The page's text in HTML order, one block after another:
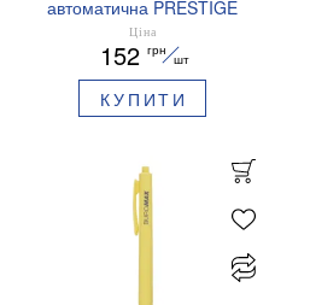
автоматична PRESTIGE
SILVER 0,5 мм сині
чорнила BM.83102
Ціна
152 грн
шт
КУПИТИ